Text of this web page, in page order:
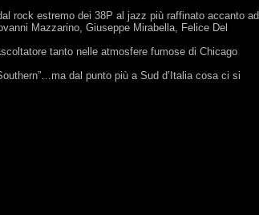
rock estremo dei 38P al jazz più raffinato accanto ad
Mazzarino, Giuseppe Mirabella, Felice Del
tanto nelle atmosfere fumose di Chicago
dal punto più a Sud d’Italia cosa ci si